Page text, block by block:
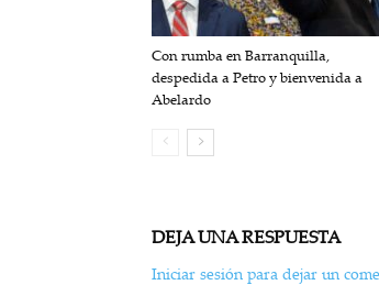
Con rumba en Barranquilla,
despedida a Petro y bienvenida a
Abelardo
DEJA UNA RESPUESTA
Iniciar sesión para dejar un